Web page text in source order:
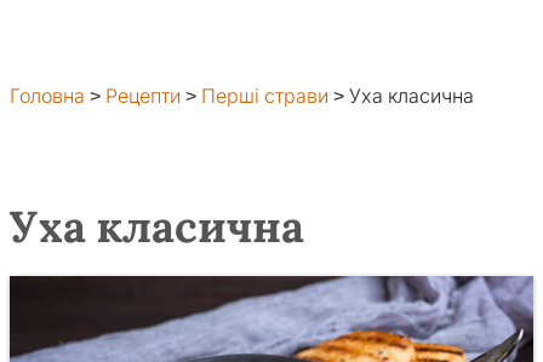
Головна > Рецепти > Перші страви > Уха класична
Уха класична